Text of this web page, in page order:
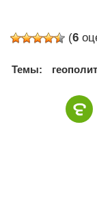
(6
Темы: